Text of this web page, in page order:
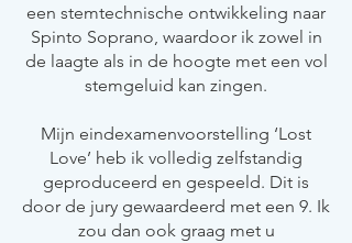
een stemtechnische ontwikkeling naar
Spinto Soprano, waardoor ik zowel in
de laagte als in de hoogte met een vol
stemgeluid kan zingen.
Mijn eindexamenvoorstelling ‘Lost
Love’ heb ik volledig zelfstandig
geproduceerd en gespeeld. Dit is
door de jury gewaardeerd met een 9. Ik
zou dan ook graag met u